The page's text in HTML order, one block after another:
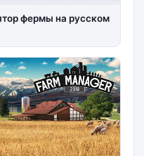
фермы на русском